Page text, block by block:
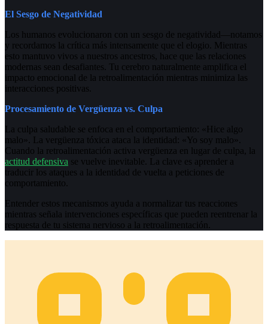
El Sesgo de Negatividad
Los humanos evolucionaron con un sesgo de negatividad—notamos
y recordamos la crítica más intensamente que el elogio. Mientras
esto mantuvo vivos a nuestros ancestros, hace que las relaciones
modernas sean desafiantes. Tu cerebro naturalmente amplifica el
impacto emocional de la retroalimentación mientras minimiza las
interacciones positivas.
Procesamiento de Vergüenza vs. Culpa
La culpa saludable se enfoca en el comportamiento: «Hice algo
malo». La vergüenza tóxica ataca la identidad: «Yo soy malo».
Cuando la retroalimentación activa vergüenza en lugar de culpa, la
actitud defensiva se vuelve inevitable. La clave es aprender a
traducir los ataques a la identidad de vuelta a peticiones de
comportamiento.
Entender estos mecanismos ayuda a normalizar tus reacciones
mientras señala intervenciones específicas que pueden reentrenar la
respuesta de tu sistema nervioso a la retroalimentación.